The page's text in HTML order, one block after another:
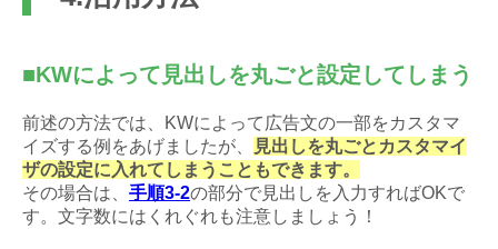
■KWによって見出しを丸ごと設定してしまう
前述の方法では、KWによって広告文の一部をカスタマ
イズする例をあげましたが、
見出しを丸ごとカスタマイ
ザの設定に入れてしまうこともできます。
その場合は、 手順3-2の部分で見出しを入力すればOKで
す。文字数にはくれぐれも注意しましょう！